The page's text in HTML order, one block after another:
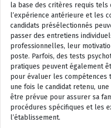
la base des critères requis tels
l’expérience antérieure et les
candidats présélectionnés
passer des entretiens
professionnelles, leur
poste. Parfois, des tests
pratiques peuvent également
pour évaluer les compétences
une fois le candidat retenu,
être prévue pour assurer sa
procédures spécifiques et les
l’établissement.